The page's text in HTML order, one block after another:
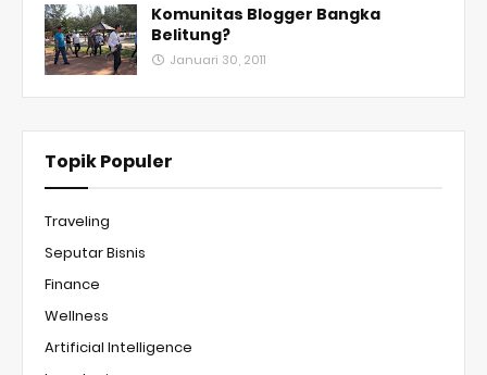
Komunitas Blogger Bangka
Belitung?
Januari 30, 2011
Topik Populer
Traveling
Seputar Bisnis
Finance
Wellness
Artificial Intelligence